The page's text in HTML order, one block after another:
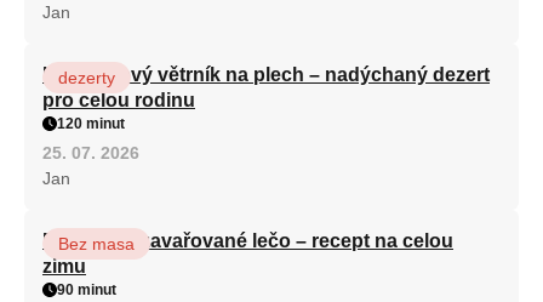
Jan
Karamelový větrník na plech – nadýchaný dezert
pro celou rodinu
dezerty
120 minut
25. 07. 2026
Jan
Babiččino zavařované lečo – recept na celou
zimu
Bez masa
90 minut